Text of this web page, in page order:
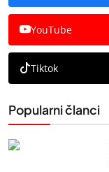
YouTube
Tiktok
Popularni članci